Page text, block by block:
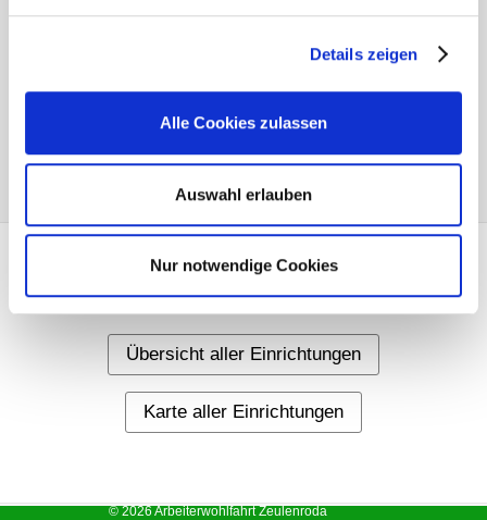
Details zeigen
Alle Cookies zulassen
Auswahl erlauben
Nur notwendige Cookies
Weitere Informationen
Übersicht aller Einrichtungen
Karte aller Einrichtungen
© 2026 Arbeiterwohlfahrt Zeulenroda